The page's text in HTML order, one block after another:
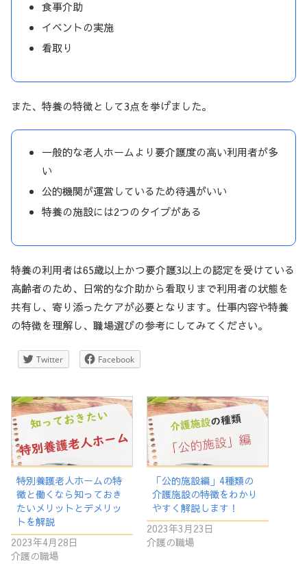
食事介助
イベントの実施
看取り
また、特養の特徴として3点を挙げました。
一般的な老人ホームより要介護度の高い利用者が多
い
公的機関が運営しているため待遇がいい
特養の施設には2つのタイプがある
特養の利用者は65歳以上かつ要介護3以上の認定を受けている
高齢者のため、日常的な介助から看取りまで利用者の状態を
共有し、寄り添ったケアが必要となります。仕事内容や特養
の特徴を理解し、職場選びの参考にしてみてください。
Twitter Facebook
特別養護老人ホームの特
徴と働くなら知っておき
たいメリットとデメリッ
トを解説
2023年4月28日
介護の職場
「公的施設編」4種類の
介護施設の特徴をわかり
やすく解説します！
2023年3月23日
介護の職場